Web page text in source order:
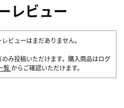
レビュー
ビューはまだありません。
み投稿いただけます。購入商品はログ
覧 からご確認いただけます。